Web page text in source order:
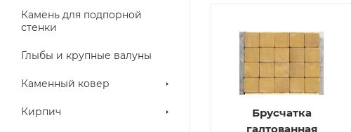
Камень для подпорной
стенки
Глыбы и крупные валуны
Каменный ковер
Кирпич
Брусчатка
галтованная